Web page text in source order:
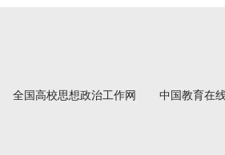
全国高校思想政治工作网
中国教育在